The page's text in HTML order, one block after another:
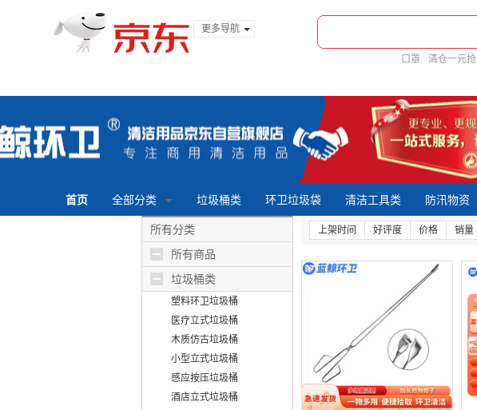
更多导航
口罩 清仓一元抢
首页 全部分类 垃圾桶类 环卫垃圾袋 清洁工具类 防汛物资
所有分类
所有商品
垃圾桶类
塑料环卫垃圾桶
医疗立式垃圾桶
木质仿古垃圾桶
小型立式垃圾桶
感应按压垃圾桶
酒店立式垃圾桶
上架时间 好评度 价格 销量